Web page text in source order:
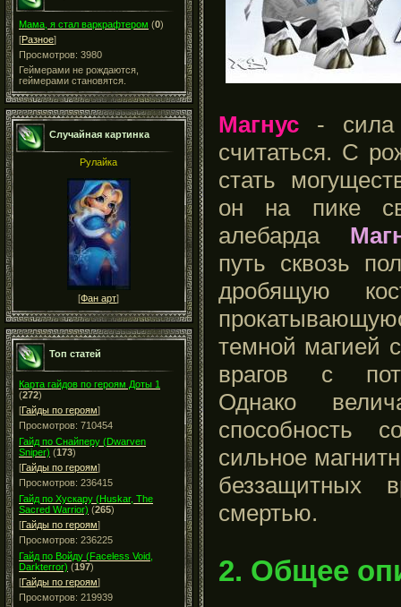
Мама, я стал варкрафтером (0)
[Разное]
Просмотров: 3980
Геймерами не рождаются,
геймерами становятся.
Случайная картинка
Рулайка
[Фан арт]
Топ статей
Карта гайдов по героям Доты 1
(272)
[Гайды по героям]
Просмотров: 710454
Гайд по Снайперу (Dwarven
Sniper) (173)
[Гайды по героям]
Просмотров: 236415
Гайд по Хускару (Huskar, The
Sacred Warrior) (265)
[Гайды по героям]
Просмотров: 236225
Гайд по Войду (Faceless Void,
Darkterror) (197)
[Гайды по героям]
Просмотров: 219939
Магнус - сила
считаться. С
стать
он на пике
алебарда
путь сквозь
дробящую
темной магией
врагов с
Однако
способность
сильное
беззащитных
смертью.
2. Общее